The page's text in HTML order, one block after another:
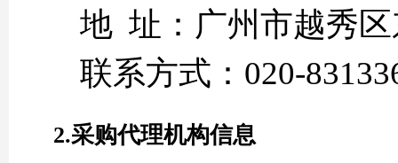
地 址：广州市越秀区
联系方式：020-
2.采购代理机构信息